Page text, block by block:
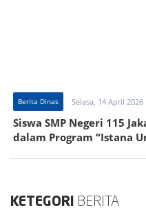
Berita Dinas Selasa, 14 April 2026
Siswa SMP Negeri 115
dalam Program “Istana
KETEGORI BERITA